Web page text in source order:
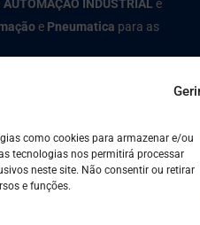
como cookies para armazenar e/ou
tecnologias nos permitirá processar
neste site. Não consentir ou retirar
e funções.
AUTOMAÇÃO INDUSTRIAL é
e Pneumatica para as